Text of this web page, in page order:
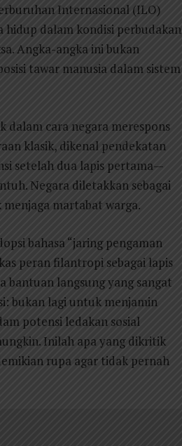
Internasional (ILO)
hidup dalam kondisi perbudakan
Angka-angka ini bukan
tawar manusia dalam sistem
dalam cara negara merespons
klasik, dikenal pendekatan
setelah dua lapis pertama—
Negara diletakkan sebagai
martabat warga.
bahasa “jaring pengaman
peran filantropi sebagai lapis
bantuan langsung yang sangat
bukan lagi untuk menjamin
potensi ledakan sosial
Inilah apa yang dikritik
rupa agar tidak pernah